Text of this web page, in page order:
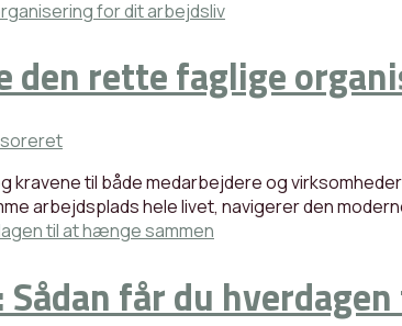
den rette faglige
til både medarbejdere og
arbejdsplads hele livet, navigerer den
får du